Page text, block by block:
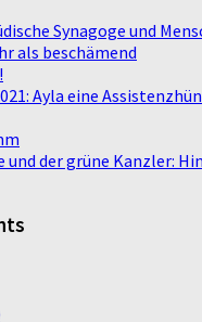
Synagoge und
als beschämend
Ayla eine
und der grüne Kanzler: